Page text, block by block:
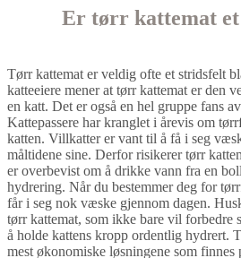
Er tørr kattemat et
Tørr kattemat er veldig ofte et stridsfelt
katteeiere mener at tørr kattemat er den
en katt. Det er også en hel gruppe fans
Kattepassere har kranglet i årevis om
katten. Villkatter er vant til å få i seg
måltidene sine. Derfor risikerer tørr
er overbevist om å drikke vann fra en
hydrering. Når du bestemmer deg for
får i seg nok væske gjennom dagen.
tørr kattemat, som ikke bare vil forbedre
å holde kattens kropp ordentlig hydrert.
mest økonomiske løsningene som